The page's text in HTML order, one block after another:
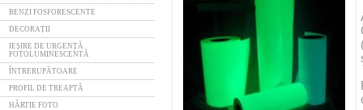
BENZI FOSFORESCENTE
DECORAȚII
IEȘIRE DE URGENȚĂ
FOTOLUMINESCENTĂ
ÎNTRERUPĂTOARE
PROFIL DE TREAPTĂ
HÂRTIE FOTO